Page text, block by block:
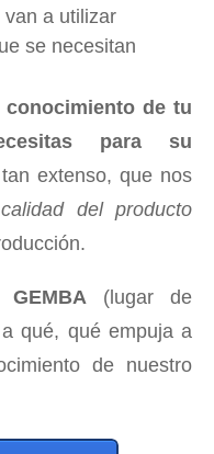
a utilizar
se necesitan
conocimiento de tu
para su
extenso, que nos
calidad del producto
GEMBA(lugar de
qué, qué empuja a
de nuestro